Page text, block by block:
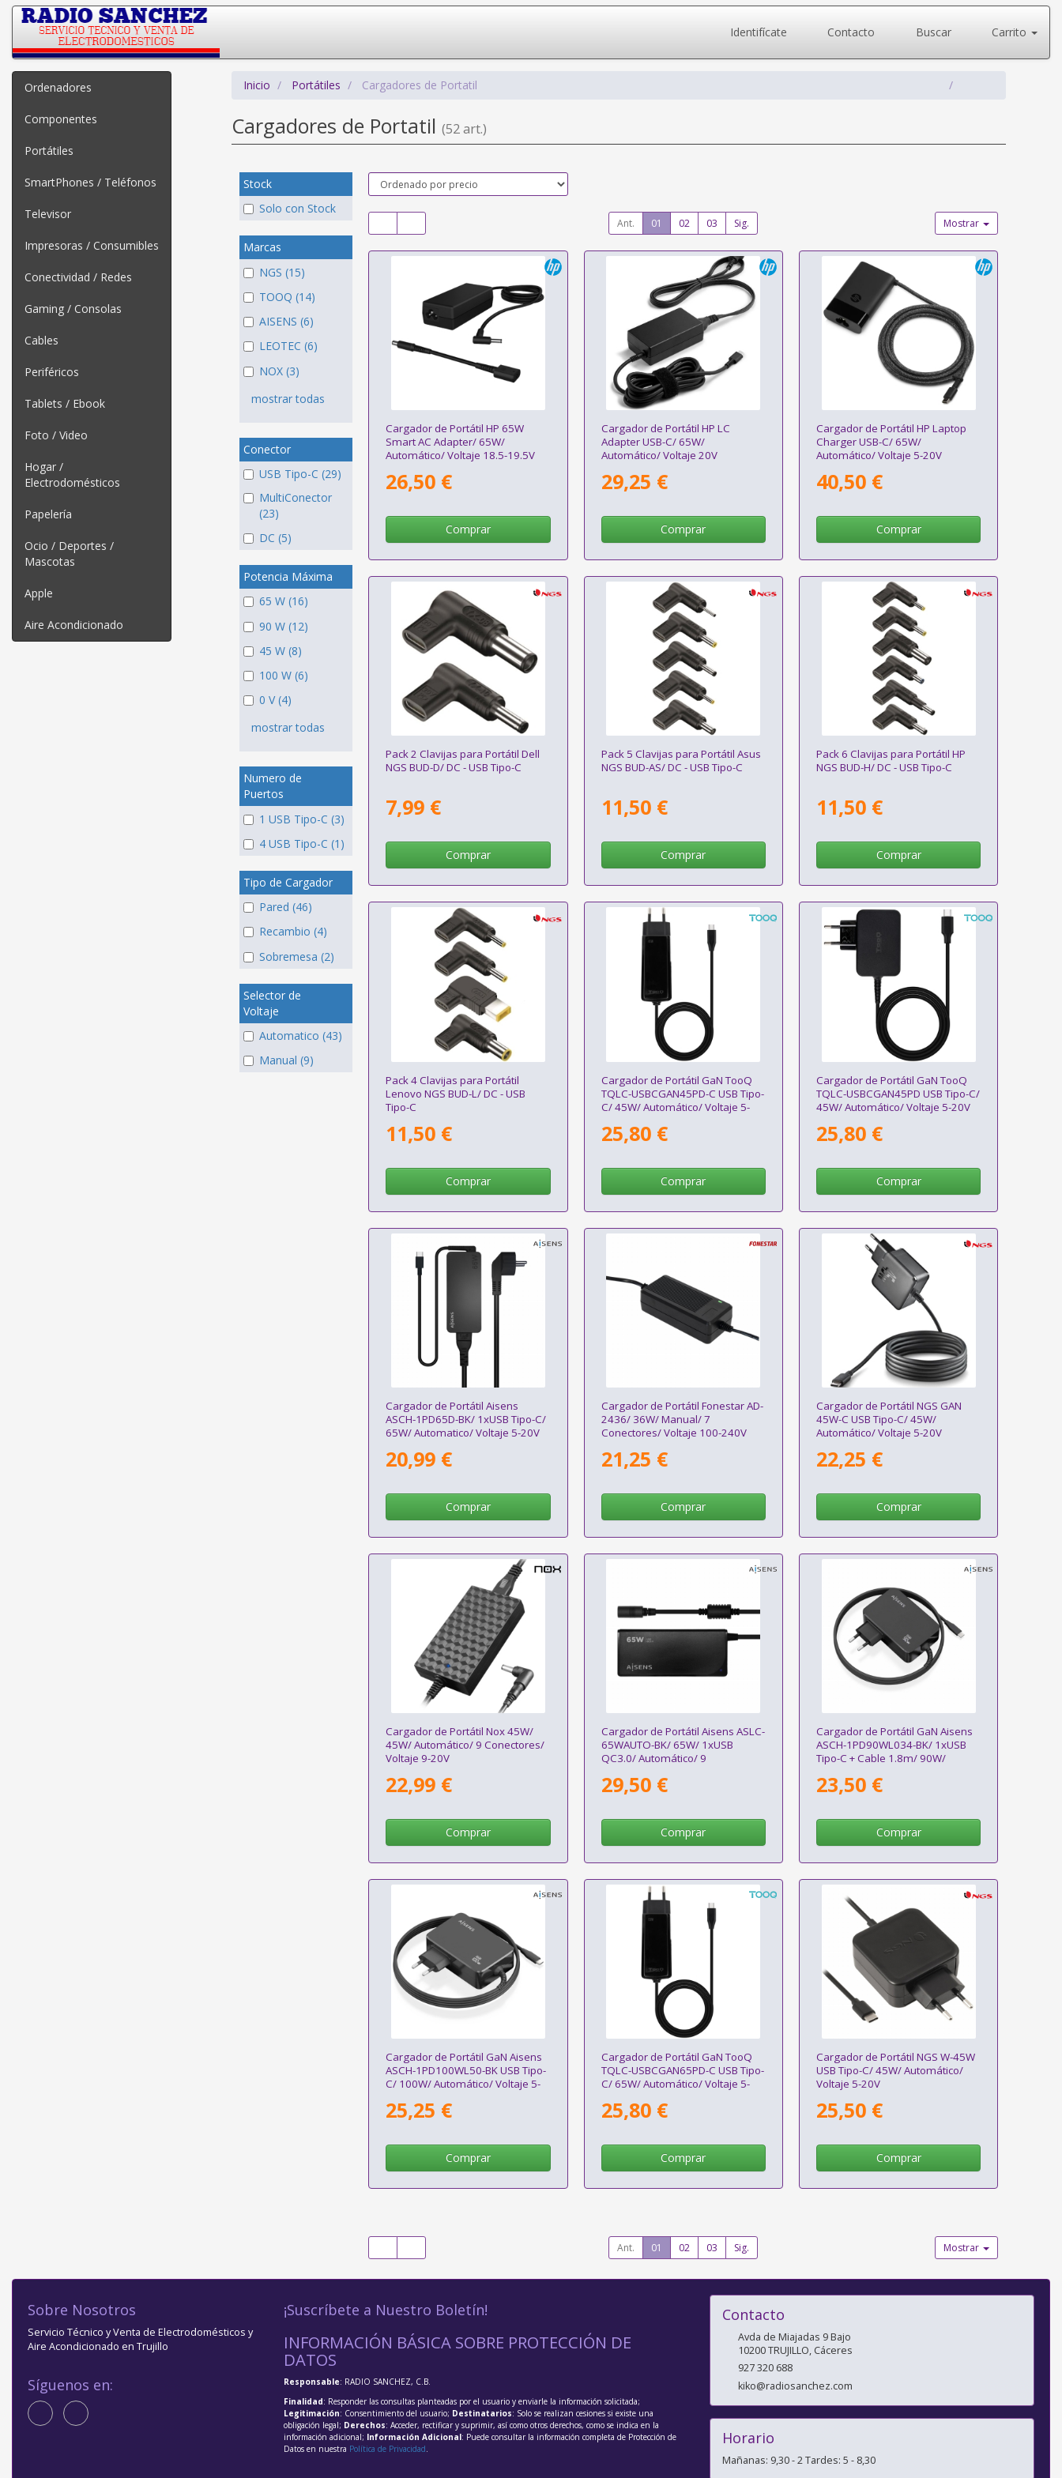
Identifícate Contacto Buscar Carrito
Ordenadores
Componentes
Portátiles
SmartPhones / Teléfonos
Televisor
Impresoras / Consumibles
Conectividad / Redes
Gaming / Consolas
Cables
Periféricos
Tablets / Ebook
Foto / Video
Hogar /
Electrodomésticos
Papelería
Ocio / Deportes /
Mascotas
Apple
Aire Acondicionado
Inicio Portátiles Cargadores de Portatil
Cargadores de Portatil (52 art.)
Stock
Solo con Stock
Marcas
NGS (15)
TOOQ (14)
AISENS (6)
LEOTEC (6)
NOX (3)
mostrar todas
Conector
USB Tipo-C (29)
MultiConector
(23)
DC (5)
Potencia Máxima
65 W (16)
90 W (12)
45 W (8)
100 W (6)
0 V (4)
mostrar todas
Numero de
Puertos
1 USB Tipo-C (3)
4 USB Tipo-C (1)
Tipo de Cargador
Pared (46)
Recambio (4)
Sobremesa (2)
Selector de
Voltaje
Automatico (43)
Manual (9)
Ant. 01 02 03 Sig. Mostrar
Cargador de Portátil HP 65W
Smart AC Adapter/ 65W/
Automático/ Voltaje 18.5-19.5V
26,50 €
Comprar
Cargador de Portátil HP LC
Adapter USB-C/ 65W/
Automático/ Voltaje 20V
29,25 €
Comprar
Cargador de Portátil HP Laptop
Charger USB-C/ 65W/
Automático/ Voltaje 5-20V
40,50 €
Comprar
Pack 2 Clavijas para Portátil Dell
NGS BUD-D/ DC - USB Tipo-C
7,99 €
Comprar
Pack 5 Clavijas para Portátil Asus
NGS BUD-AS/ DC - USB Tipo-C
11,50 €
Comprar
Pack 6 Clavijas para Portátil HP
NGS BUD-H/ DC - USB Tipo-C
11,50 €
Comprar
Pack 4 Clavijas para Portátil
Lenovo NGS BUD-L/ DC - USB
Tipo-C
11,50 €
Comprar
Cargador de Portátil GaN TooQ
TQLC-USBCGAN45PD-C USB Tipo-
C/ 45W/ Automático/ Voltaje 5-
25,80 €
Comprar
Cargador de Portátil GaN TooQ
TQLC-USBCGAN45PD USB Tipo-C/
45W/ Automático/ Voltaje 5-20V
25,80 €
Comprar
Cargador de Portátil Aisens
ASCH-1PD65D-BK/ 1xUSB Tipo-C/
65W/ Automatico/ Voltaje 5-20V
20,99 €
Comprar
Cargador de Portátil Fonestar AD-
2436/ 36W/ Manual/ 7
Conectores/ Voltaje 100-240V
21,25 €
Comprar
Cargador de Portátil NGS GAN
45W-C USB Tipo-C/ 45W/
Automático/ Voltaje 5-20V
22,25 €
Comprar
Cargador de Portátil Nox 45W/
45W/ Automático/ 9 Conectores/
Voltaje 9-20V
22,99 €
Comprar
Cargador de Portátil Aisens ASLC-
65WAUTO-BK/ 65W/ 1xUSB
QC3.0/ Automático/ 9
29,50 €
Comprar
Cargador de Portátil GaN Aisens
ASCH-1PD90WL034-BK/ 1xUSB
Tipo-C + Cable 1.8m/ 90W/
23,50 €
Comprar
Cargador de Portátil GaN Aisens
ASCH-1PD100WL50-BK USB Tipo-
C/ 100W/ Automático/ Voltaje 5-
25,25 €
Comprar
Cargador de Portátil GaN TooQ
TQLC-USBCGAN65PD-C USB Tipo-
C/ 65W/ Automático/ Voltaje 5-
25,80 €
Comprar
Cargador de Portátil NGS W-45W
USB Tipo-C/ 45W/ Automático/
Voltaje 5-20V
25,50 €
Comprar
Ant. 01 02 03 Sig. Mostrar
Sobre Nosotros
Servicio Técnico y Venta de Electrodomésticos y
Aire Acondicionado en Trujillo
Síguenos en:
¡Suscríbete a Nuestro Boletín!
INFORMACIÓN BÁSICA SOBRE PROTECCIÓN DE
DATOS
Responsable: RADIO SANCHEZ, C.B.
Finalidad: Responder las consultas planteadas por el usuario y enviarle la información solicitada;
Legitimación: Consentimiento del usuario; Destinatarios: Solo se realizan cesiones si existe una
obligación legal; Derechos: Acceder, rectificar y suprimir, así como otros derechos, como se indica en la
información adicional; Información Adicional: Puede consultar la información completa de Protección de
Datos en nuestra Política de Privacidad.
Contacto
Avda de Miajadas 9 Bajo
10200TRUJILLO, Cáceres
927 320 688
kiko@radiosanchez.com
Horario
Mañanas: 9,30 - 2 Tardes: 5 - 8,30